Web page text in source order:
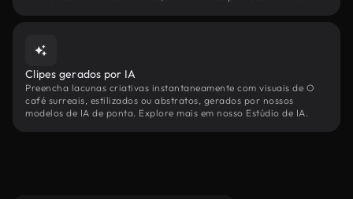
Clipes gerados por IA
Preencha lacunas criativas instantaneamente com visuais de O
café surreais, estilizados ou abstratos, gerados por nossos
modelos de IA de ponta. Explore mais em nosso Estúdio de IA.